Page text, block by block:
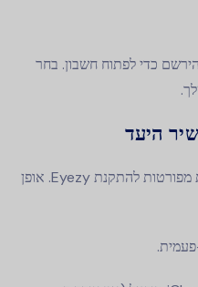
כדי לפתוח חשבון. בחר
לאחר רכישת תוכנית, תקבלו הוראות מפורטות להתקנת Eyezy. אופן